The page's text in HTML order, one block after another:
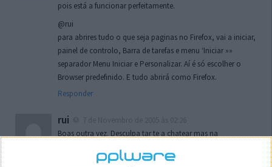
pois está a funcionar perfeitamente.
@rui
para abrires tudo o que seja paginas no Firefox, vai a iniciar,
painel de controlo, Barra de tarefas e menu ‘Iniciar »»
separador Menu Iniciar e Personalizar. Aí é só escolher o
Browser predefinido. E tudo abrirá como Firefox.
Responder
rui
Boas outra vez. Desculpa tar te a chatear mas na
o firefox como browser predefenido